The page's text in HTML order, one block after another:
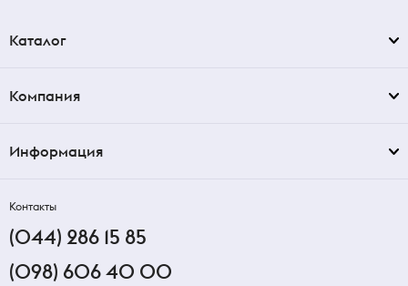
Каталог
Компания
Информация
Контакты
(044) 286 15 85
(098) 606 40 00